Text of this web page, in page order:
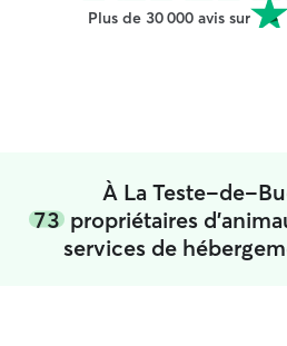
Plus de 30 000 avis sur
À La Teste-de-
73 propriétaires
services de